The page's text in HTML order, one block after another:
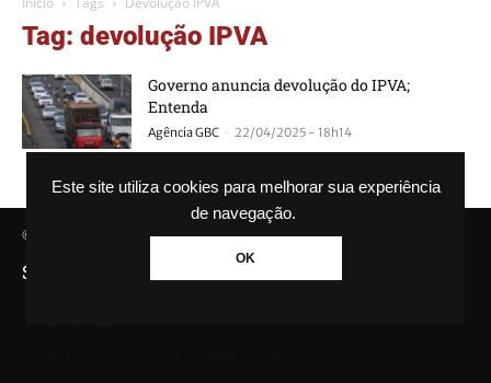
Este site utiliza cookies para melhorar sua experiência
de navegação.
OK
Tag: devolução IPVA
Governo anuncia devolução do IPVA;
Entenda
Agência GBC - 22/04/2025 - 18h14
© Agência GBC. Aqui tem notícia. Todos os direitos reservados.
SAIBA MAIS SOBRE A AGÊNCIA GBC